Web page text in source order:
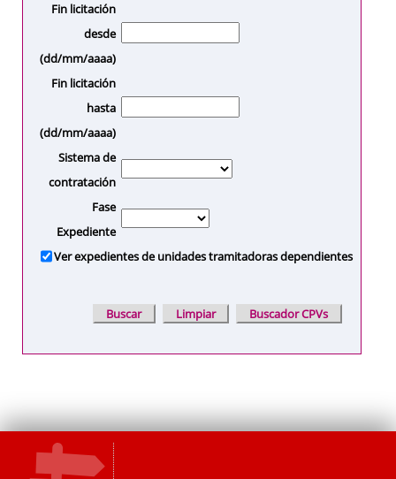
Fin licitación
desde
(dd/mm/aaaa)
Fin licitación
hasta
(dd/mm/aaaa)
Sistema de
contratación
Fase
Expediente
Ver expedientes de unidades tramitadoras dependientes